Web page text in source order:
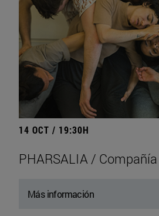
14 OCT / 19:30H
PHARSALIA /
Más información